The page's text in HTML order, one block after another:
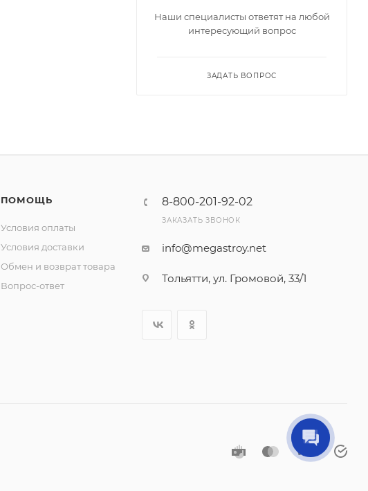
Наши специалисты ответят на любой
интересующий вопрос
ЗАДАТЬ ВОПРОС
ПОМОЩЬ
Условия оплаты
Условия доставки
Обмен и возврат товара
Вопрос-ответ
8-800-201-92-02
ЗАКАЗАТЬ ЗВОНОК
info@megastroy.net
Тольятти, ул. Громовой, 33/1